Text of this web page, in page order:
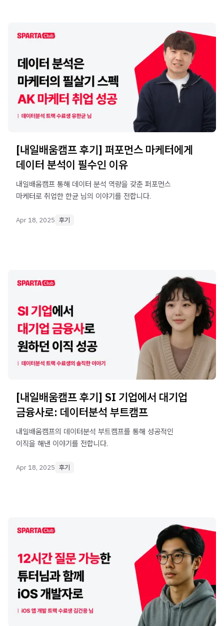
[내일배움캠프 후기] 퍼포먼스 마케터에게
데이터 분석이 필수인 이유
내일배움캠프 통해 데이터 분석 역량을 갖춘 퍼포먼스
마케터로 취업한 한균 님의 이야기를 전합니다.
Apr 18, 2025 후기
[내일배움캠프 후기] SI 기업에서 대기업
금융사로: 데이터분석 부트캠프
내일배움캠프의 데이터분석 부트캠프를 통해 성공적인
이직을 해낸 이야기를 전합니다.
Apr 18, 2025 후기